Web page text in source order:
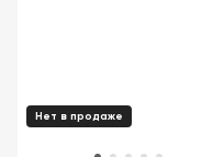
Нет в продаже